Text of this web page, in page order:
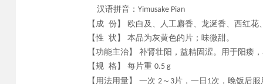
汉语拼音： Yimusake Pian
【成 份】
欧白及、人工麝香、龙涎香、西红花
【性 状】
本品为灰黄色的片；味微甜。
【功能主治】
补肾壮阳，益精固涩。用于阳痿 ，
【规 格】 每片重 0.5 g
【用法用量】
一次 2 ～ 3片，一日 1次，晚饭后服